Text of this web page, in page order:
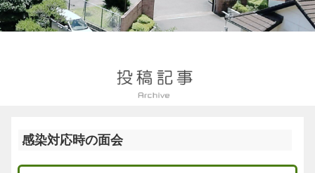
感染対応時の面会